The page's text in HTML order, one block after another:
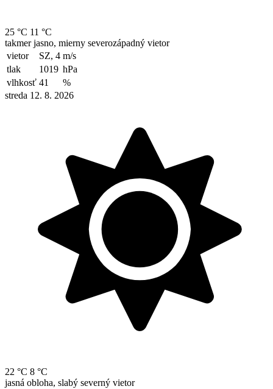
25 °C 11 °C
takmer jasno, mierny severozápadný vietor
vietor
SZ, 4 m/s
tlak
1019 hPa
vlhkosť 41
%
streda 12. 8. 2026
22 °C 8 °C
jasná obloha, slabý severný vietor